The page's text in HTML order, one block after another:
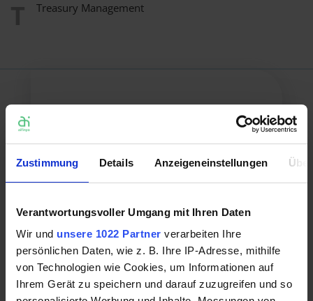
Zustimmung Details Anzeigeneinstellungen
Verantwortungsvoller Umgang mit Ihren Daten
Wir und unsere 1022 Partner verarbeiten Ihre
persönlichen Daten, wie z. B. Ihre IP-Adresse, mithilfe
von Technologien wie Cookies, um Informationen auf
Ihrem Gerät zu speichern und darauf zuzugreifen und so
Treasury Management
Standorte
Freienwalder Straße 17
13055 Berlin
Tiergartenstraße 8
01219 Dresden